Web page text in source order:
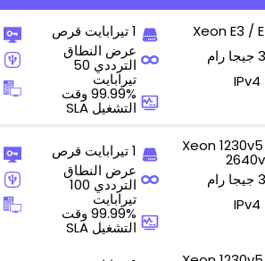
Xeon E3 /
1 تيرابايت قرص
عرض النطاق
الترددي 50
تيرابايت
99.99% وقت
التشغيل SLA
Xeon
1 تيرابايت قرص
عرض النطاق
الترددي 100
تيرابايت
99.99% وقت
التشغيل SLA